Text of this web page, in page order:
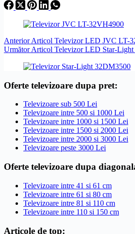
AnteriorArticol Televizor LED JVC LT-
UrmătorArticol Televizor LED Star-
Oferte televizoare dupa pret:
Televizoare sub 500 Lei
Televizoare intre 500 si 1000 Lei
Televizoare intre 1000 si 1500 Lei
Televizoare intre 1500 si 2000 Lei
Televizoare intre 2000 si 3000 Lei
Televizoare peste 3000 Lei
Oferte televizoare dupa
Televizoare intre 41 si 61 cm
Televizoare intre 61 si 80 cm
Televizoare intre 81 si 110 cm
Televizoare intre 110 si 150 cm
Articole de top: